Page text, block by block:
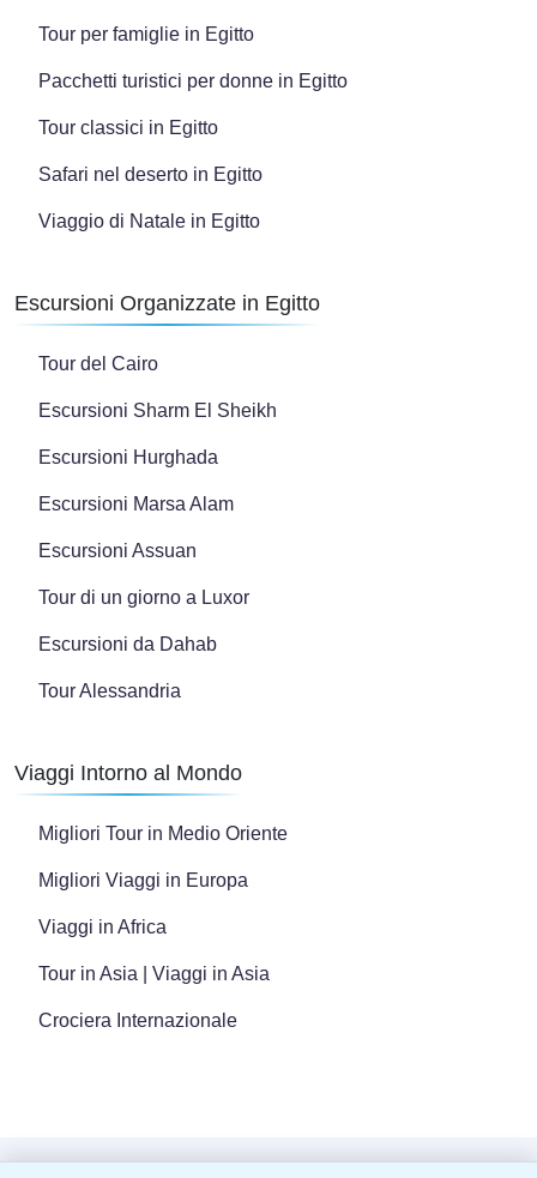
Tour per famiglie in Egitto
Pacchetti turistici per donne in Egitto
Tour classici in Egitto
Safari nel deserto in Egitto
Viaggio di Natale in Egitto
Escursioni Organizzate in Egitto
Tour del Cairo
Escursioni Sharm El Sheikh
Escursioni Hurghada
Escursioni Marsa Alam
Escursioni Assuan
Tour di un giorno a Luxor
Escursioni da Dahab
Tour Alessandria
Viaggi Intorno al Mondo
Migliori Tour in Medio Oriente
Migliori Viaggi in Europa
Viaggi in Africa
Tour in Asia | Viaggi in Asia
Crociera Internazionale